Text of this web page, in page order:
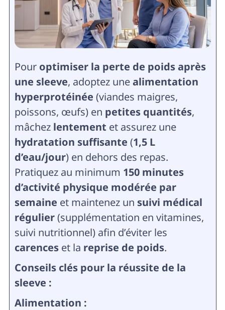
Pour optimiser la perte de poids après
une sleeve, adoptez unealimentation
hyperprotéinée (viandes maigres,
poissons, œufs) en petites quantités,
mâchez lentement et assurez une
hydratation suffisante (1,5 L
d’eau/jour) en dehors des repas.
Pratiquez au minimum 150 minutes
d’activité physique modérée par
semaine et maintenez un suivi médical
régulier(supplémentation en vitamines,
suivi nutritionnel) afin d’éviter les
carenceset la reprise de poids.
Conseils clés pour la réussite de la
sleeve :
Alimentation :